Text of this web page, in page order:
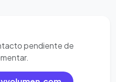
pendiente de